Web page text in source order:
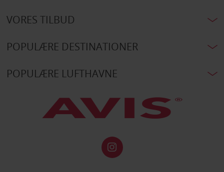
VORES TILBUD
POPULÆRE DESTINATIONER
POPULÆRE LUFTHAVNE